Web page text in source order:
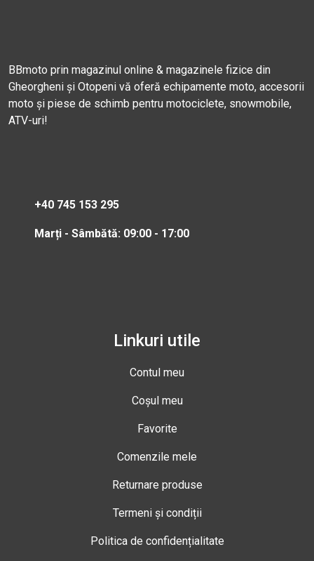
BBmoto prin magazinul online & magazinele fizice din
Gheorgheni și Otopeni vă oferă echipamente moto, accesorii
moto și piese de schimb pentru motociclete, snowmobile,
ATV-uri!
+40 745 153 295
Marți - Sâmbătă: 09:00 - 17:00
Linkuri utile
Contul meu
Coșul meu
Favorite
Comenzile mele
Returnare produse
Termeni și condiții
Politica de confidențialitate